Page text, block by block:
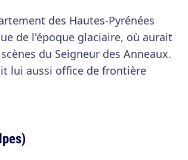
des Hautes-Pyrénées
de l'époque glaciaire, où aurait
du Seigneur des Anneaux.
lui aussi office de frontière